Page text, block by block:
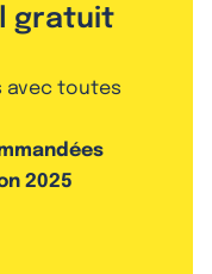
gratuit
avec toutes
2025